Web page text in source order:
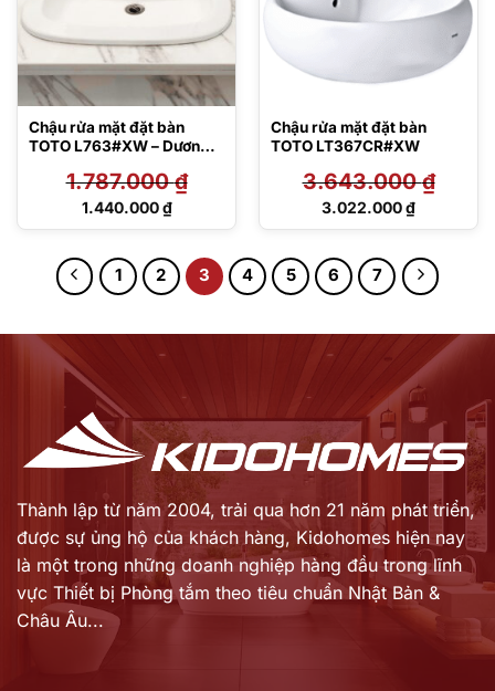
Chậu rửa mặt đặt bàn
TOTO L763#XW – Dương
1.787.000₫
Giá
1.787.000 ₫.
1.440.000₫
Giá
tại
là:
1.440.000 ₫.
Chậu rửa mặt đặt bàn
TOTO LT367CR#XW
3.643.000₫
Giá
3.643.000 ₫.
3.022.000₫
Giá
tại
là:
3.022.000 ₫.
1 2 3 4 5 6 7
Thành lập từ năm 2004, trải qua hơn 21 năm phát triển,
được sự ủng hộ của khách hàng, Kidohomes hiện nay
là một trong những doanh nghiệp hàng đầu trong lĩnh
vực Thiết bị Phòng tắm theo tiêu chuẩn Nhật Bản &
Châu Âu...